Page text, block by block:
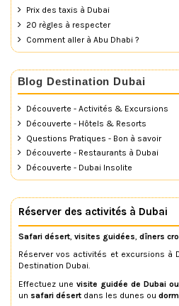
Prix des taxis à Dubai
20 règles à respecter
Comment aller à Abu Dhabi ?
Blog Destination Dubai
Découverte - Activités & Excursions
Découverte - Hôtels & Resorts
Questions Pratiques - Bon à savoir
Découverte - Restaurants à Dubai
Découverte - Dubai Insolite
Réserver des activités à Dubai
Safari désert, visites guidées, dîners
Réserver vos activités et excursions à
Destination Dubai.
Effectuez une visite guidée de Dubai
un safari désert dans les dunes ou